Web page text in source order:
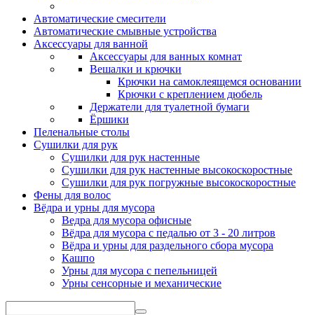
Автоматические смесители
Автоматические смывные устройства
Аксессуары для ванной
Аксессуары для ванных комнат
Вешалки и крючки
Крючки на самоклеящемся основании
Крючки с креплением дюбель
Держатели для туалетной бумаги
Ёршики
Пеленальные столы
Сушилки для рук
Сушилки для рук настенные
Сушилки для рук настенные высокоскоростные
Сушилки для рук погружные высокоскоростные
Фены для волос
Вёдра и урны для мусора
Ведра для мусора офисные
Вёдра для мусора с педалью от 3 - 20 литров
Вёдра и урны для раздельного сбора мусора
Кашпо
Урны для мусора с пепельницей
Урны сенсорные и механические